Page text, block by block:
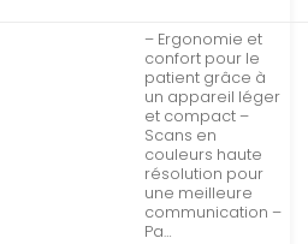
– Ergonomie et
confort pour le
patient grâce à
un appareil léger
et compact –
Scans en
couleurs haute
résolution pour
une meilleure
communication –
Pa…